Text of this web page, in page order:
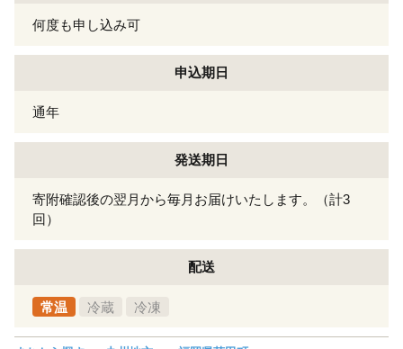
何度も申し込み可
申込期日
通年
発送期日
寄附確認後の翌月から毎月お届けいたします。（計3
回）
配送
常温 冷蔵 冷凍